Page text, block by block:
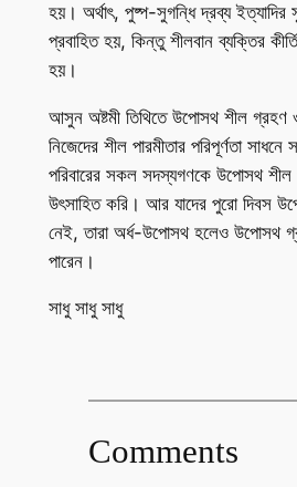
হয়। অর্থাৎ, পুষ্প-সুগন্ধি দ্রব্য
প্রবাহিত হয়, কিন্তু শীলবান ব্যক্তির
হয়।
আসুন অষ্টমী তিথিতে উপোসথ শীল গ্রহণ
নিজেদের শীল পারমীতার পরিপূর্ণতা
পরিবারের সকল সদস্যগণকে উপোসথ শীল
উৎসাহিত করি। আর যাদের পুরো দিবস
নেই, তারা অর্ধ-উপোসথ হলেও উপোসথ
পারেন।
সাধু সাধু সাধু
Comments